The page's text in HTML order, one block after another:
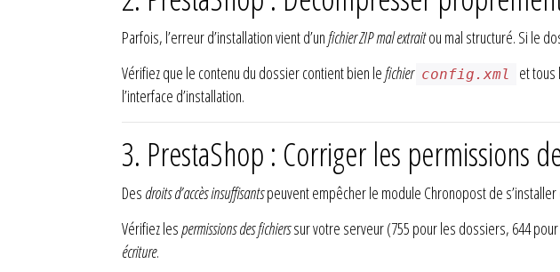
Parfois, l’erreur d’installation vient d’unfichier ZIP mal extraitou mal structuré. Si le
Vérifiez que le contenu du dossier contient bien lefichier config.xml et tous
l’interface d’installation.
3. PrestaShop : Corriger les permissions
Des droits d’accès insuffisantspeuvent empêcher le module Chronopost de
Vérifiez lespermissions des fichierssur votre serveur (755 pour les dossiers, 644
écriture.